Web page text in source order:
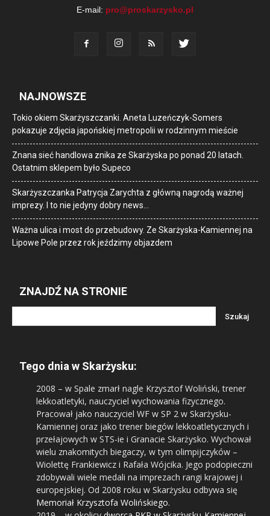
E-mail: pro@proskarzysko.pl
NAJNOWSZE
Tokio okiem Skarżyszczanki. Aneta Luzeńczyk-Somers
pokazuje zdjęcia japońskiej metropolii w rodzinnym mieście
Znana sieć handlowa znika ze Skarżyska po ponad 20 latach.
Ostatnim sklepem było Supeco
Skarżyszczanka Patrycja Zarychta z główną nagrodą ważnej
imprezy. I to nie jedyny dobry news…
Ważna ulica i most do przebudowy. Ze Skarżyska-Kamiennej na
Lipowe Pole przez rok jeździmy objazdem
ZNAJDŹ NA STRONIE
Tego dnia w Skarżysku:
2008 – w Spale zmarł nagle Krzysztof Woliński, trener
lekkoatletyki, nauczyciel wychowania fizycznego.
Pracował jako nauczyciel WF w SP 2 w Skarżysku-
Kamiennej oraz jako trener biegów lekkoatletycznych i
przełajowych w STS-ie i Granacie Skarżysko. Wychował
wielu znakomitych biegaczy, w tym olimpijczyków –
Wiolettę Frankiewicz i Rafała Wójcika. Jego podopieczni
zdobywali wiele medali na imprezach rangi krajowej i
europejskiej. Od 2008 roku w Skarżysku odbywa się
Memoriał Krzysztofa Wolińskiego.